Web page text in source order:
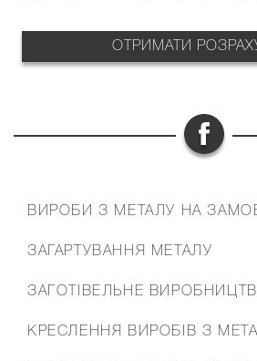
ОТРИМАТИ
ФУТЕР
МЕНЮ
ВИРОБИ З МЕТАЛУ НА
ЗАГАРТУВАННЯ МЕТАЛУ
ЗАГОТІВЕЛЬНЕ
КРЕСЛЕННЯ ВИРОБІВ З